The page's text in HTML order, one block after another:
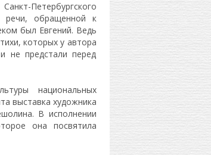
Петербургского
речи, обращенной к
был Евгений. Ведь
которых у автора
не предстали перед
национальных
выставка художника
В исполнении
она посвятила